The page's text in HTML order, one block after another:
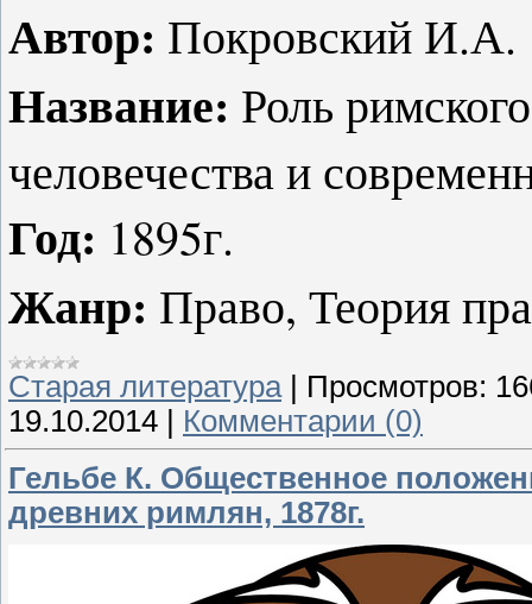
Автор: Покровский И.А.
Название: Роль
человечества и
Год: 1895г.
Жанр: Право, Теория
Старая литература| Просмотров:
19.10.2014
Комментарии (0)
Гельбе К. Общественное
древних римлян, 1878г.